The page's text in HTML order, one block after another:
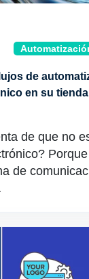
de
en su
de que no
de